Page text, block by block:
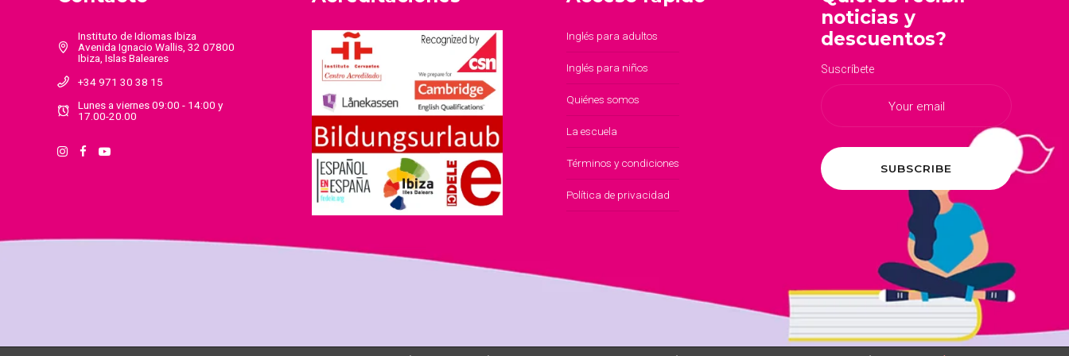
Instituto de Idiomas Ibiza
Avenida Ignacio Wallis, 32 07800
Ibiza, Islas Baleares
+34 971 30 38 15
Lunes a viernes 09:00 - 14:00 y
17.00-20.00
Inglés para adultos
Inglés para niños
Quiénes somos
La escuela
Términos y condiciones
Política de privacidad
noticias y
descuentos?
Suscríbete